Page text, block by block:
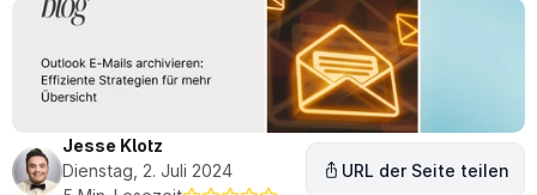
Jesse Klotz
Dienstag, 2. Juli 2024
URL der Seite teilen